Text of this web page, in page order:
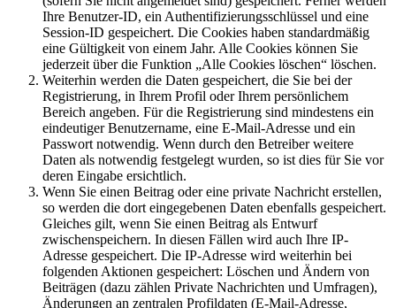
Ihre Benutzer-ID, ein Authentifizierungsschlüssel und eine
Session-ID gespeichert. Die Cookies haben standardmäßig
eine Gültigkeit von einem Jahr. Alle Cookies können Sie
jederzeit über die Funktion „Alle Cookies löschen“ löschen.
Weiterhin werden die Daten gespeichert, die Sie bei der
Registrierung, in Ihrem Profil oder Ihrem persönlichem
Bereich angeben. Für die Registrierung sind mindestens ein
eindeutiger Benutzername, eine E-Mail-Adresse und ein
Passwort notwendig. Wenn durch den Betreiber weitere
Daten als notwendig festgelegt wurden, so ist dies für Sie vor
deren Eingabe ersichtlich.
Wenn Sie einen Beitrag oder eine private Nachricht erstellen,
so werden die dort eingegebenen Daten ebenfalls gespeichert.
Gleiches gilt, wenn Sie einen Beitrag als Entwurf
zwischenspeichern. In diesen Fällen wird auch Ihre IP-
Adresse gespeichert. Die IP-Adresse wird weiterhin bei
folgenden Aktionen gespeichert: Löschen und Ändern von
Beiträgen (dazu zählen Private Nachrichten und Umfragen),
Änderungen an zentralen Profildaten (E-Mail-Adresse,